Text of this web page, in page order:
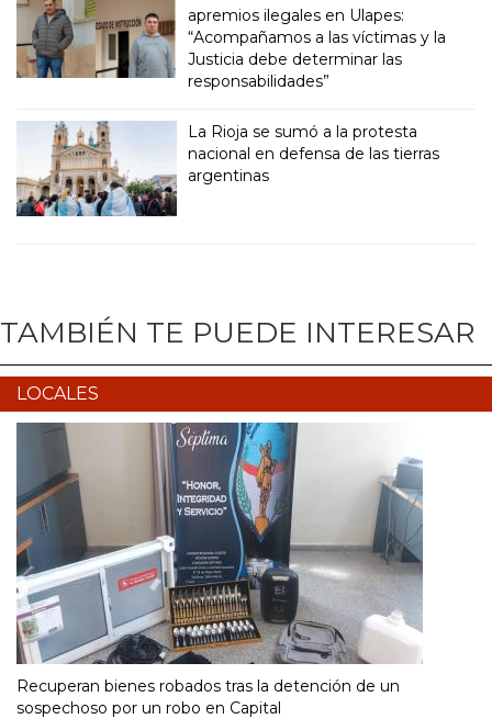
apremios ilegales en Ulapes:
“Acompañamos a las víctimas y la
Justicia debe determinar las
responsabilidades”
La Rioja se sumó a la protesta
nacional en defensa de las tierras
argentinas
TAMBIÉN TE PUEDE INTERESAR
LOCALES
Recuperan bienes robados tras la detención de un
sospechoso por un robo en Capital